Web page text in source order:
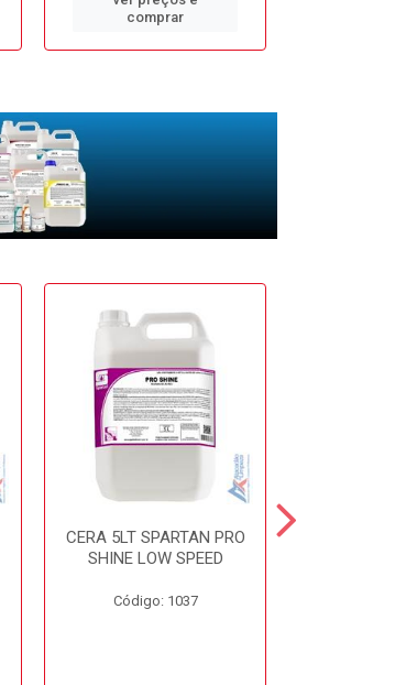
comprar
CERA 5LT SPARTAN PRO
SHINE LOW SPEED
Código: 1037